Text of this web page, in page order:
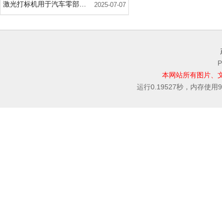
2025-07-07
本网站所有图片、
运行0.19527秒，内存使用